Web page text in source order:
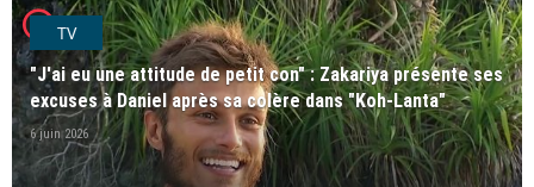
player2TV
"J'ai eu une attitude de petit con" : Zakariya présente ses
excuses à Daniel après sa colère dans "Koh-Lanta"
6 juin 2026